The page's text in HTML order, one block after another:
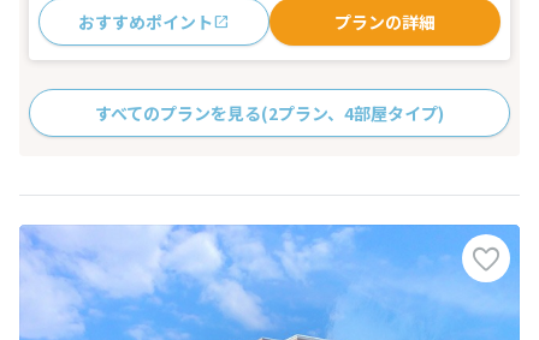
おすすめポイント プランの詳細
すべてのプランを見る(2プラン、4部屋タイプ)